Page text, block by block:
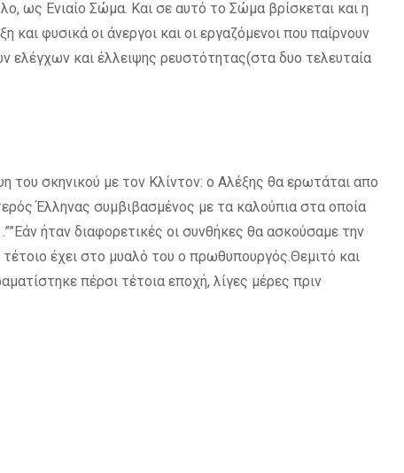
ως Ενιαίο Σώμα. Και σε αυτό το Σώμα βρίσκεται και η
και φυσικά οι άνεργοι και οι εργαζόμενοι που παίρνουν
ελέγχων και έλλειψης ρευστότητας(στα δυο τελευταία
σκηνικού με τον Κλίντον: ο Αλέξης θα ερωτάται απο
Έλληνας συμβιβασμένος με τα καλούπια στα οποία
ήταν διαφορετικές οι συνθήκες θα ασκούσαμε την
τέτοιο έχει στο μυαλό του ο πρωθυπουργός.Θεμιτό και
πέρσι τέτοια εποχή, λίγες μέρες πριν